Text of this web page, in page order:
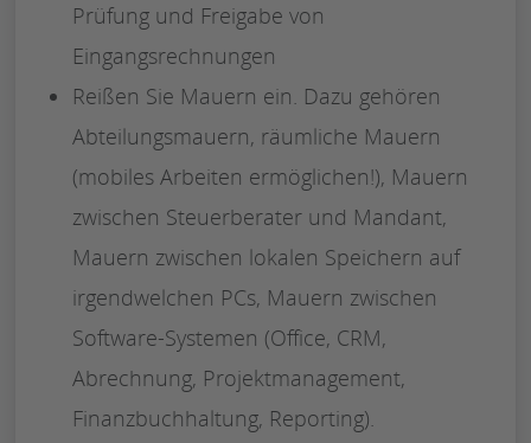
Prüfung und Freigabe von
Eingangsrechnungen
Reißen Sie Mauern ein. Dazu gehören
Abteilungsmauern, räumliche Mauern
(mobiles Arbeiten ermöglichen!), Mauern
zwischen Steuerberater und Mandant,
Mauern zwischen lokalen Speichern auf
irgendwelchen PCs, Mauern zwischen
Software-Systemen (Office, CRM,
Abrechnung, Projektmanagement,
Finanzbuchhaltung, Reporting).